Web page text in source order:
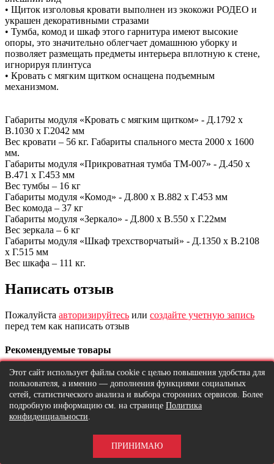
• Щиток изголовья кровати выполнен из экокожи РОДЕО и
украшен декоративными стразами
• Тумба, комод и шкаф этого гарнитура имеют высокие
опоры, это значительно облегчает домашнюю уборку и
позволяет размещать предметы интерьера вплотную к стене,
игнорируя плинтуса
• Кровать с мягким щитком оснащена подъемным
механизмом.
Габариты модуля «Кровать с мягким щитком» - Д.1792 х
В.1030 х Г.2042 мм
Вес кровати – 56 кг. Габариты спального места 2000 x 1600
мм.
Габариты модуля «Прикроватная тумба ТМ-007» - Д.450 х
В.471 х Г.453 мм
Вес тумбы – 16 кг
Габариты модуля «Комод» - Д.800 х В.882 х Г.453 мм
Вес комода – 37 кг
Габариты модуля «Зеркало» - Д.800 х В.550 х Г.22мм
Вес зеркала – 6 кг
Габариты модуля «Шкаф трехстворчатый» - Д.1350 х В.2108
х Г.515 мм
Вес шкафа – 111 кг.
Написать отзыв
Пожалуйста авторизируйтесь или создайте учетную запись
перед тем как написать отзыв
Рекомендуемые товары
Этот сайт использует файлы cookie с целью повышения удобства для
пользователя, а именно — дополнения функциями социальных
сетей, статистического анализа и выбора сторонних сервисов. Более
подробную информацию см. на странице Политика
конфиденциальности.
ПРИНИМАЮ